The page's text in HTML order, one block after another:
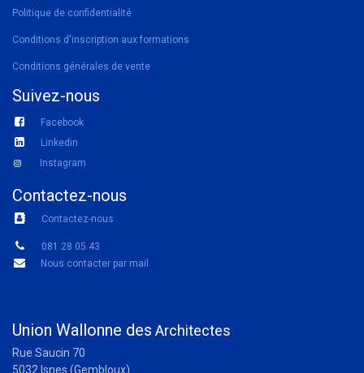
Politique de confidentialité
Conditions d'inscription aux formations
Conditions générales de vente
Suivez-nous
Facebook
Linkedin
Instagram
Contactez-nous
Contactez-nous
081 28 05 43
Nous contacter par mail
Union Wallonne des Architectes
Rue Saucin 70
5032 Isnes (Gembloux)